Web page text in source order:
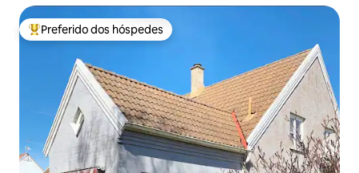
Entre os melhores preferidos dos hóspedes
Preferido dos hóspedes